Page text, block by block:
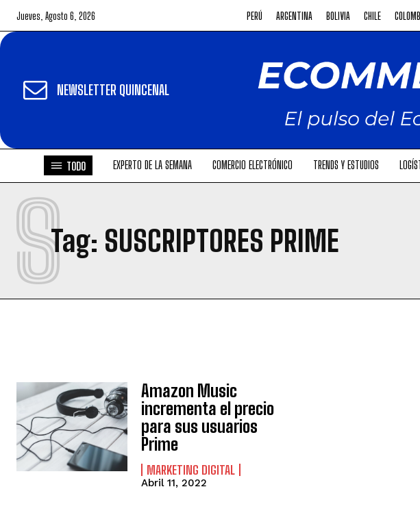
Jueves, Agosto 6, 2026 PERÚ ARGENTINA BOLIVIA CHILE
NEWSLETTER QUINCENAL
TODO EXPERTO DE LA SEMANA COMERCIO ELECTRÓNICO TRENDS Y ESTUDIOS
Tag: SUSCRIPTORES PRIME
S
Amazon Music
incrementa el precio
para sus usuarios
Prime
MARKETING DIGITAL
Abril 11, 2022